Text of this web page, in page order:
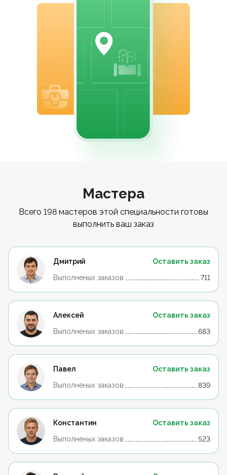
Мастера
Всего 198 мастеров этой специальности готовы
выполнить ваш заказ
Дмитрий
Оставить заказ
Выполненых заказов
711
Алексей
Оставить заказ
Выполненых заказов
683
Павел
Оставить заказ
Выполненых заказов
839
Константин
Оставить заказ
Выполненых заказов
523